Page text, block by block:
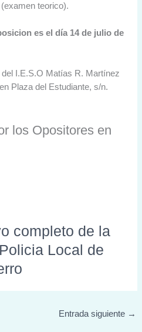
teorico).
es el día 14 de julio de
I.E.S.O Matías R. Martínez
Plaza del Estudiante, s/n.
los Opositores en
completo de la
Local de
Entrada siguiente →